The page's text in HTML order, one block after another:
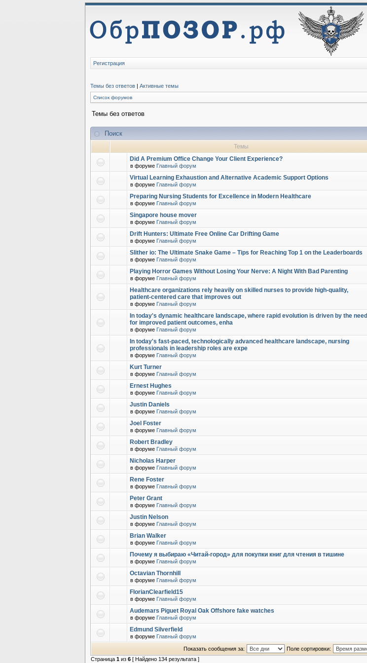
Регистрация
Темы без ответов | Активные темы
Список форумов
Темы без ответов
Поиск
Темы
Did A Premium Office Change Your Client Experience?
в форуме Главный форум
Virtual Learning Exhaustion and Alternative Academic Support Options
в форуме Главный форум
Preparing Nursing Students for Excellence in Modern Healthcare
в форуме Главный форум
Singapore house mover
в форуме Главный форум
Drift Hunters: Ultimate Free Online Car Drifting Game
в форуме Главный форум
Slither io: The Ultimate Snake Game – Tips for Reaching Top 1 on the Leaderboards
в форуме Главный форум
Playing Horror Games Without Losing Your Nerve: A Night With Bad Parenting
в форуме Главный форум
Healthcare organizations rely heavily on skilled nurses to provide high-quality,
patient-centered care that improves out
в форуме Главный форум
In today's dynamic healthcare landscape, where rapid evolution is driven by the need
for improved patient outcomes, enha
в форуме Главный форум
In today's fast-paced, technologically advanced healthcare landscape, nursing
professionals in leadership roles are expe
в форуме Главный форум
Kurt Turner
в форуме Главный форум
Ernest Hughes
в форуме Главный форум
Justin Daniels
в форуме Главный форум
Joel Foster
в форуме Главный форум
Robert Bradley
в форуме Главный форум
Nicholas Harper
в форуме Главный форум
Rene Foster
в форуме Главный форум
Peter Grant
в форуме Главный форум
Justin Nelson
в форуме Главный форум
Brian Walker
в форуме Главный форум
Почему я выбираю «Читай-город» для покупки книг для чтения в тишине
в форуме Главный форум
Octavian Thornhill
в форуме Главный форум
FlorianClearfield15
в форуме Главный форум
Audemars Piguet Royal Oak Offshore fake watches
в форуме Главный форум
Edmund Silverfield
в форуме Главный форум
Показать сообщения за:
Поле сортировки:
Страница 1 из 6 [ Найдено 134 результата ]